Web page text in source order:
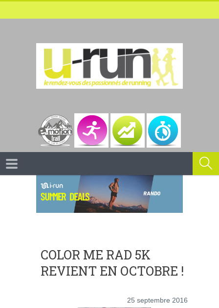
COLOR ME RAD 5K
REVIENT EN OCTOBRE !
25 septembre 2016